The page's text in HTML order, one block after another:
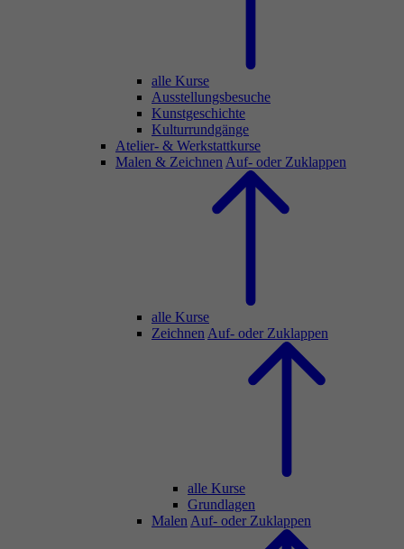
alle Kurse
Ausstellungsbesuche
Kunstgeschichte
Kulturrundgänge
Atelier- & Werkstattkurse
Malen & Zeichnen Auf- oder Zuklappen
alle Kurse
Zeichnen Auf- oder Zuklappen
alle Kurse
Grundlagen
Malen Auf- oder Zuklappen